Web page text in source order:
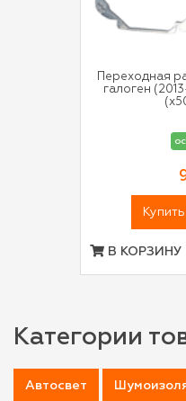
Переходная
галоген
В КОРЗИНУ
Категории
Автосвет